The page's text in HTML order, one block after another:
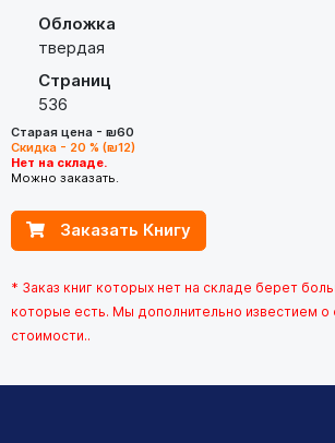
Обложка
твердая
Страниц
536
Старая цена - ₪60
Скидка - 20 % (₪12)
Нет на складе.
Можно заказать.
Заказать Книгу
* Заказ книг которых нет на складе берет
которые есть. Мы дополнительно известием о
стоимости..